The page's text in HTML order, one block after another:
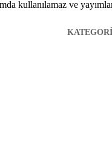
kullanılamaz ve